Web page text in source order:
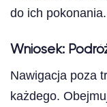
do ich pokonania.
Wniosek:
Nawigacja poza
każdego.